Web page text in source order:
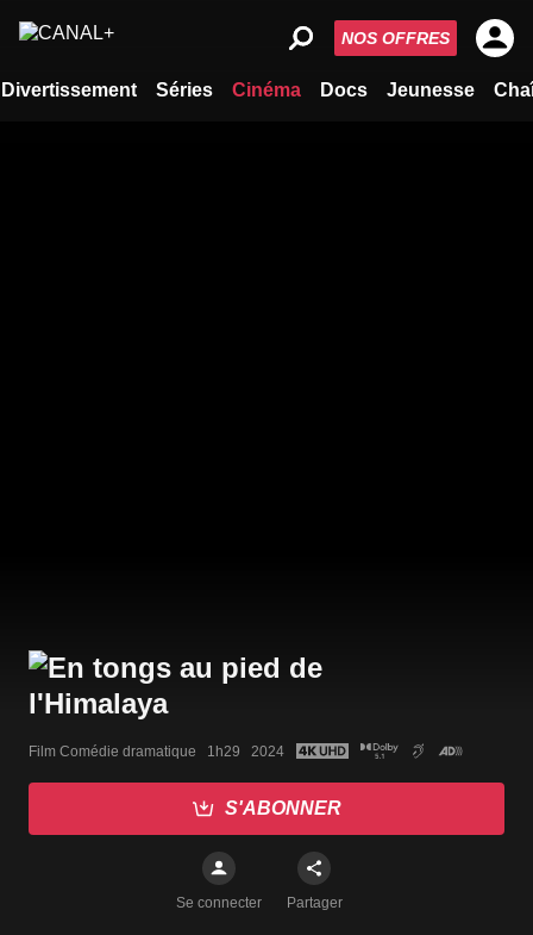
Divertissement Séries Cinéma Docs Jeunesse
NOS OFFRES
Film Comédie dramatique   1h29   2024
S'ABONNER
Se connecter Partager